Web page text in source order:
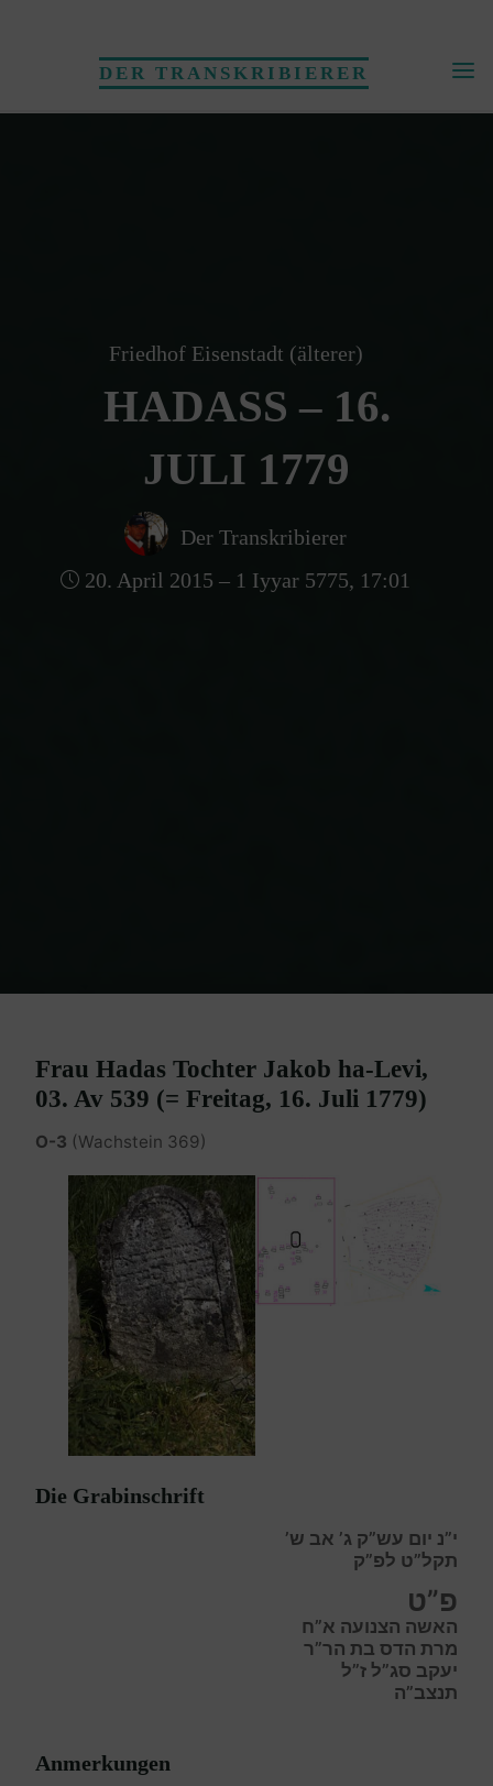
DER TRANSKRIBIERER
Friedhof Eisenstadt (älterer)
HADASS – 16.
JULI 1779
Der Transkribierer
20. April 2015 – 1 Iyyar 5775, 17:01
Frau Hadas Tochter Jakob ha-Levi,
03. Av 539 (= Freitag, 16. Juli 1779)
O-3 (Wachstein 369)
Die Grabinschrift
י”נ יום עש”ק ג’ אב ש’
תקל”ט לפ”ק
פ”ט
האשה הצנועה א”ח
מרת הדס בת הר”ר
יעקב סג”ל ז”ל
תנצב”ה
Anmerkungen